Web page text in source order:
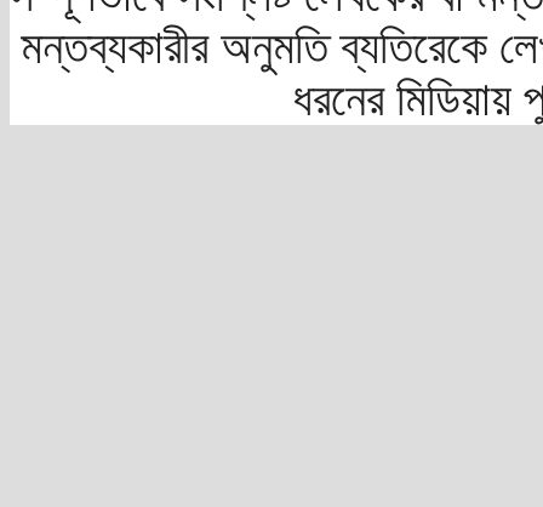
মন্তব্যকারীর অনুমতি ব্যতিরেকে
ধরনের মিডিয়ায়